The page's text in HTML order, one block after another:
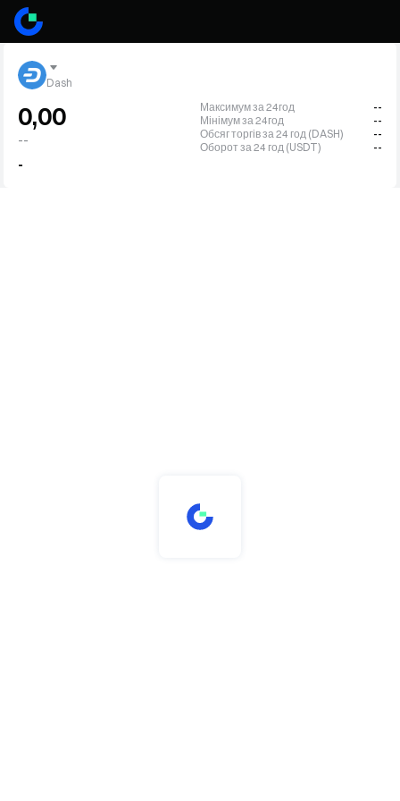
Dash
0,00
--
-
Максимум за 24год
--
Мінімум за 24год
--
Обсяг торгів за 24 год (DASH)
--
Оборот за 24 год (USDT)
--